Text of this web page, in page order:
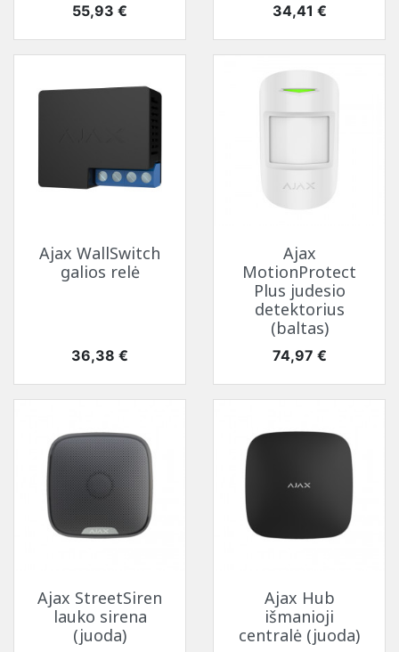
Kaina
55,93 € Kaina
34,41 €
Ajax WallSwitch
galios relė
Kaina
36,38 €
Ajax
MotionProtect
Plus judesio
detektorius
(baltas)
Kaina
74,97 €
Ajax StreetSiren
lauko sirena
(juoda)
Ajax Hub
išmanioji
centralė (juoda)